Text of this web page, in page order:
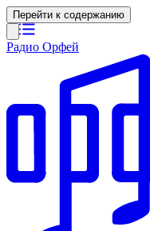
Перейти к содержанию
Радио Орфей